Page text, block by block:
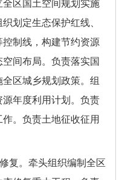
区国土空间规划实施
划定生态保护红线、
制线，构建节约资源
间布局。负责落实国
区城乡规划政策。组
年度利用计划。负责
。负责土地征收征用
复。牵头组织编制全区